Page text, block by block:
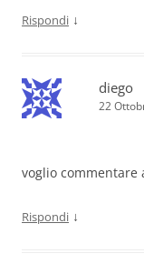
Rispondi ↓
diego
22
voglio commentare
Rispondi ↓